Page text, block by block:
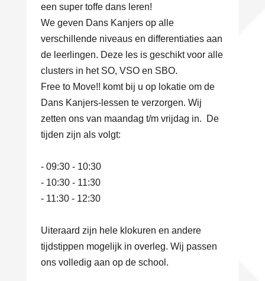
een super toffe dans leren!
We geven Dans Kanjers op alle
verschillende niveaus en differentiaties aan
de leerlingen. Deze les is geschikt voor alle
clusters in het SO, VSO en SBO.
Free to Move!! komt bij u op lokatie om de
Dans Kanjers-lessen te verzorgen. Wij
zetten ons van maandag t/m vrijdag in. De
tijden zijn als volgt:
- 09:30 - 10:30
- 10:30 - 11:30
- 11:30 - 12:30
Uiteraard zijn hele klokuren en andere
tijdstippen mogelijk in overleg. Wij passen
ons volledig aan op de school.